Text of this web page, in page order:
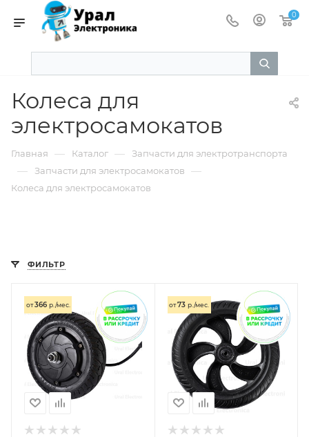
0
Колеса для
электросамокатов
Главная — Каталог — Запчасти для электротранспорта
— Запчасти для электросамокатов —
Колеса для электросамокатов
ФИЛЬТР
от366 р./мес. от73 р./мес.